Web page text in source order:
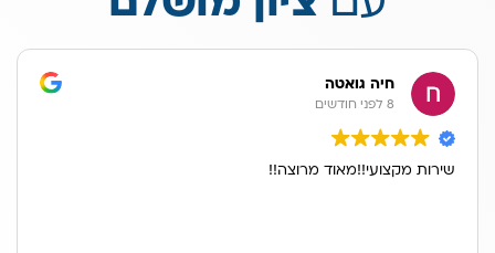
חיה גואטה
8 לפני חודשים
שירות מקצועי!!מאוד מרוצה!!